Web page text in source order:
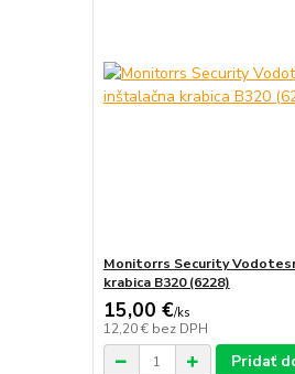
Monitorrs Security
krabica B320 (6228)
15,00 €/ks
12,20 € bez DPH
Pridať